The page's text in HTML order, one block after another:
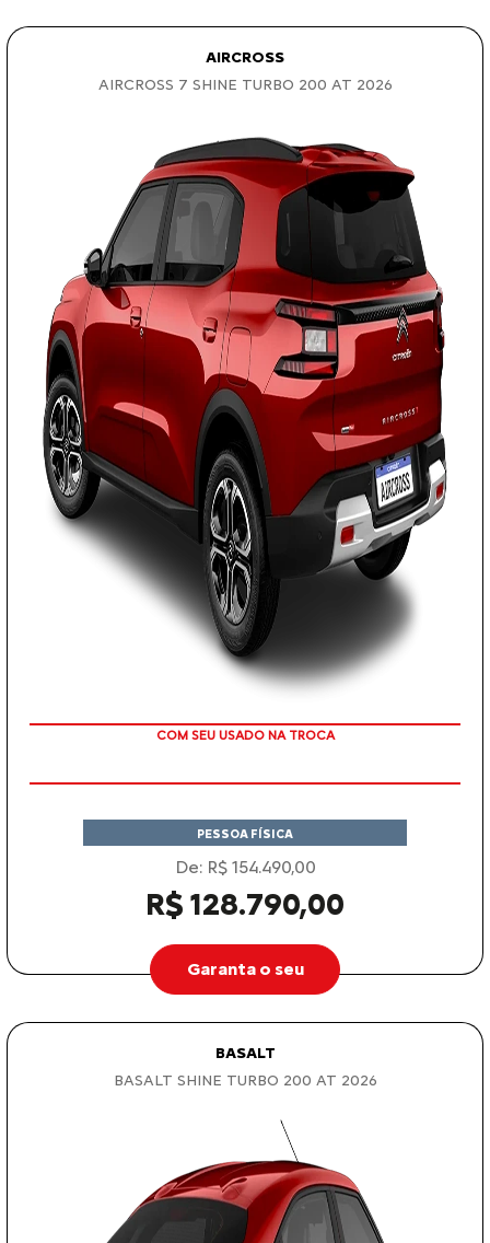
AIRCROSS
AIRCROSS 7 SHINE TURBO 200 AT 2026
TAXA ZERO
PESSOA FÍSICA
De: R$ 154.490,00
R$ 128.790,00
Garanta o seu
BASALT
BASALT SHINE TURBO 200 AT 2026